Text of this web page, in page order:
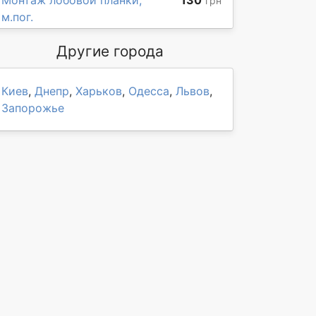
м.пог.
Другие города
Киев, Днепр, Харьков, Одесса, Львов,
Запорожье